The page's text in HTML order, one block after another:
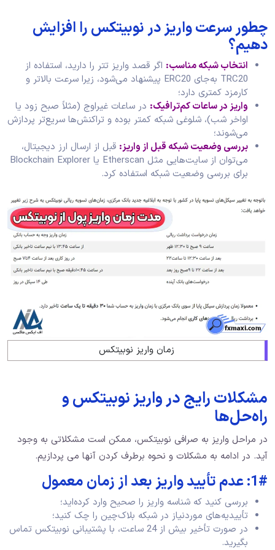
چطور سرعت واریز در نوبیتکس را افزایش
دهیم؟
انتخاب شبکه مناسب: اگر قصد واریز تتر را دارید، استفاده از
TRC20 به‌جای ERC20 پیشنهاد می‌شود، زیرا سرعت بالاتر و
کارمزد کمتری دارد؛
واریز در ساعات کم‌ترافیک: در ساعات غیراوج (مثلاً صبح زود یا
اواخر شب)، شلوغی شبکه کمتر بوده و تراکنش‌ها سریع‌تر پردازش
می‌شوند؛
بررسی وضعیت شبکه قبل از واریز: قبل از ارسال ارز دیجیتال،
می‌توان از سایت‌هایی مثل Etherscan یا Blockchain Explorer
برای بررسی وضعیت شبکه استفاده کرد.
زمان واریز نوبیتکس
مشکلات رایج در واریز نوبیتکس و
راه‌حل‌ها
در مراحل واریز به صرافی نوبیتکس، ممکن است مشکلاتی به وجود
آید. در ادامه به مشکلات و نحوه برطرف کردن آنها می پردازیم.
1#: عدم تأیید واریز بعد از زمان معمول
بررسی کنید که شناسه واریز را صحیح وارد کرده‌اید؛
تأییدیه‌های موردنیاز در شبکه بلاک‌چین را چک کنید؛
در صورت تأخیر بیش از 24 ساعت، با پشتیبانی نوبیتکس تماس
بگیرید.